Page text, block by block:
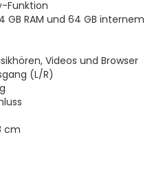
Funktion
RAM und 64 GB internem
Videos und Browser
(L/R)
cm